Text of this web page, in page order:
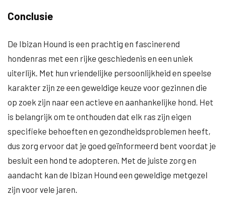
Conclusie
De Ibizan Hound is een prachtig en fascinerend
hondenras met een rijke geschiedenis en een uniek
uiterlijk. Met hun vriendelijke persoonlijkheid en speelse
karakter zijn ze een geweldige keuze voor gezinnen die
op zoek zijn naar een actieve en aanhankelijke hond. Het
is belangrijk om te onthouden dat elk ras zijn eigen
specifieke behoeften en gezondheidsproblemen heeft,
dus zorg ervoor dat je goed geïnformeerd bent voordat je
besluit een hond te adopteren. Met de juiste zorg en
aandacht kan de Ibizan Hound een geweldige metgezel
zijn voor vele jaren.